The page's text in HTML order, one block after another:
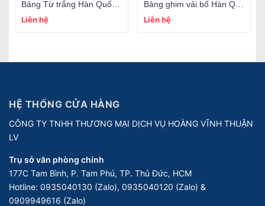
Liên hệ
Liên hệ
HỆ THỐNG CỬA HÀNG
CÔNG TY TNHH THƯƠNG MẠI DỊCH VỤ HOÀNG VĨNH THUẬN
LV
Trụ sở văn phòng chính
177C Tam Bình, P. Tam Phú, TP. Thủ Đức, HCM
Hotline: 0935040130 (Zalo), 0935040120 (Zalo) &
0909949616 (Zalo)